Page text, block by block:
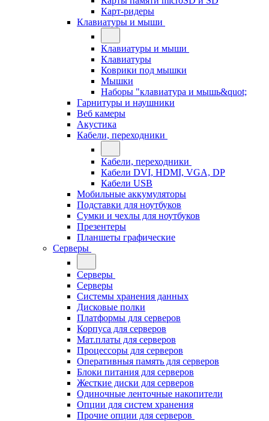
Карт-ридеры
Клавиатуры и мыши
Клавиатуры и мыши
Клавиатуры
Коврики под мышки
Мышки
Наборы "клавиатура и мышь&quot;
Гарнитуры и наушники
Веб камеры
Акустика
Кабели, переходники
Кабели, переходники
Кабели DVI, HDMI, VGA, DP
Кабели USB
Мобильные аккумуляторы
Подставки для ноутбуков
Сумки и чехлы для ноутбуков
Презентеры
Планшеты графические
Серверы
Серверы
Серверы
Системы хранения данных
Дисковые полки
Платформы для серверов
Корпуса для серверов
Мат.платы для серверов
Процессоры для серверов
Оперативныя память для серверов
Блоки питания для серверов
Жесткие диски для серверов
Одиночные ленточные накопители
Опции для систем хранения
Прочие опции для серверов